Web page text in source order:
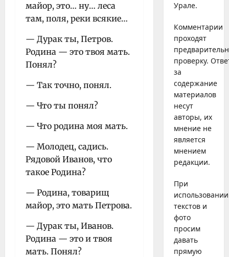
майор, это… ну… леса
там, поля, реки всякие…
— Дурак ты, Петров.
Родина — это твоя мать.
Понял?
— Так точно, понял.
— Что ты понял?
— Что родина моя мать.
— Молодец, садись.
Рядовой Иванов, что
такое Родина?
— Родина, товарищ
майор, это мать Петрова.
— Дурак ты, Иванов.
Родина — это и твоя
мать. Понял?
Урале.
Комментарии
проходят
проверку.
за
содержание
материалов
несут
авторы, их
мнение не
является
мнением
редакции.
При
использовании
текстов и
фото
просим
давать
прямую